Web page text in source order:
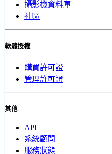
攝影機資料庫
社區
軟體授權
購買許可證
管理許可證
其他
API
系統顧問
服務狀態